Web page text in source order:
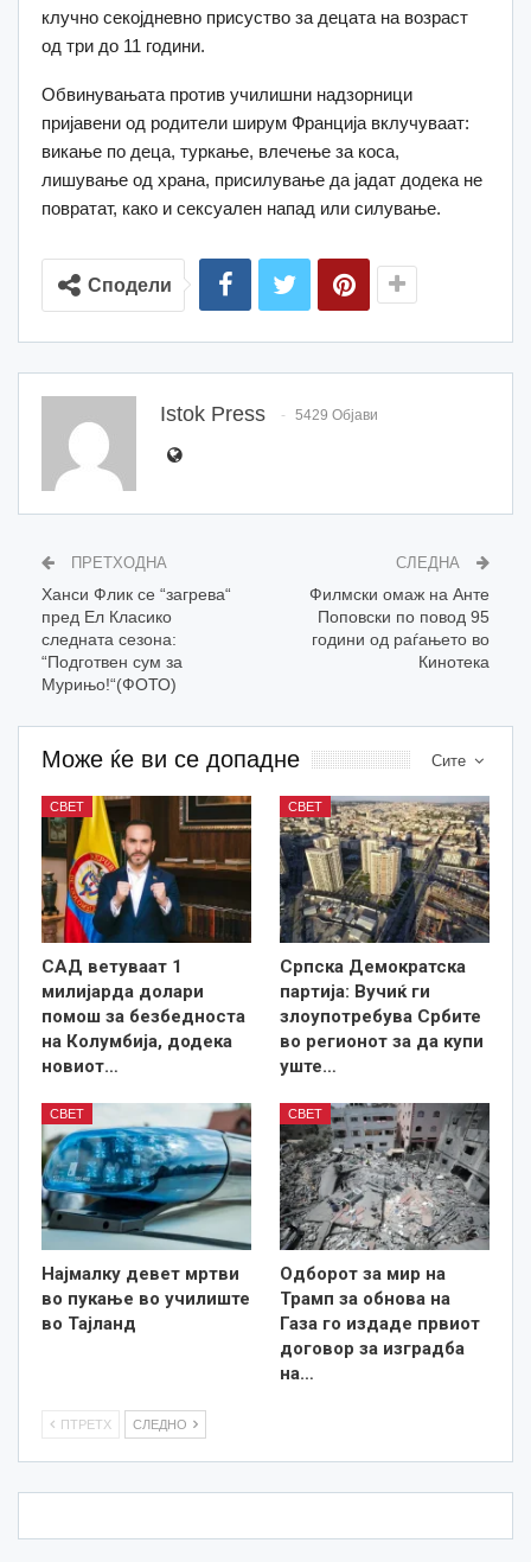
клучно секојдневно присуство за децата на возраст
од три до 11 години.
Обвинувањата против училишни надзорници
пријавени од родители ширум Франција вклучуваат:
викање по деца, туркање, влечење за коса,
лишување од храна, присилување да јадат додека не
повратат, како и сексуален напад или силување.
Сподели
Istok Press 5429 Објави
ПРЕТХОДНА
Ханси Флик се “загрева“
пред Ел Класико
следната сезона:
“Подготвен сум за
Мурињо!“(ФОТО)
СЛЕДНА
Филмски омаж на Анте
Поповски по повод 95
години од раѓањето во
Кинотека
Сите
Може ќе ви се допадне
СВЕТ
САД ветуваат 1
милијарда долари
помош за безбедноста
на Колумбија, додека
новиот…
СВЕТ
Српска Демократска
партија: Вучиќ ги
злоупотребува Србите
во регионот за да купи
уште…
СВЕТ
Најмалку девет мртви
во пукање во училиште
во Тајланд
СВЕТ
Одборот за мир на
Трамп за обнова на
Газа го издаде првиот
договор за изградба
на…
ПТРЕТХ СЛЕДНО